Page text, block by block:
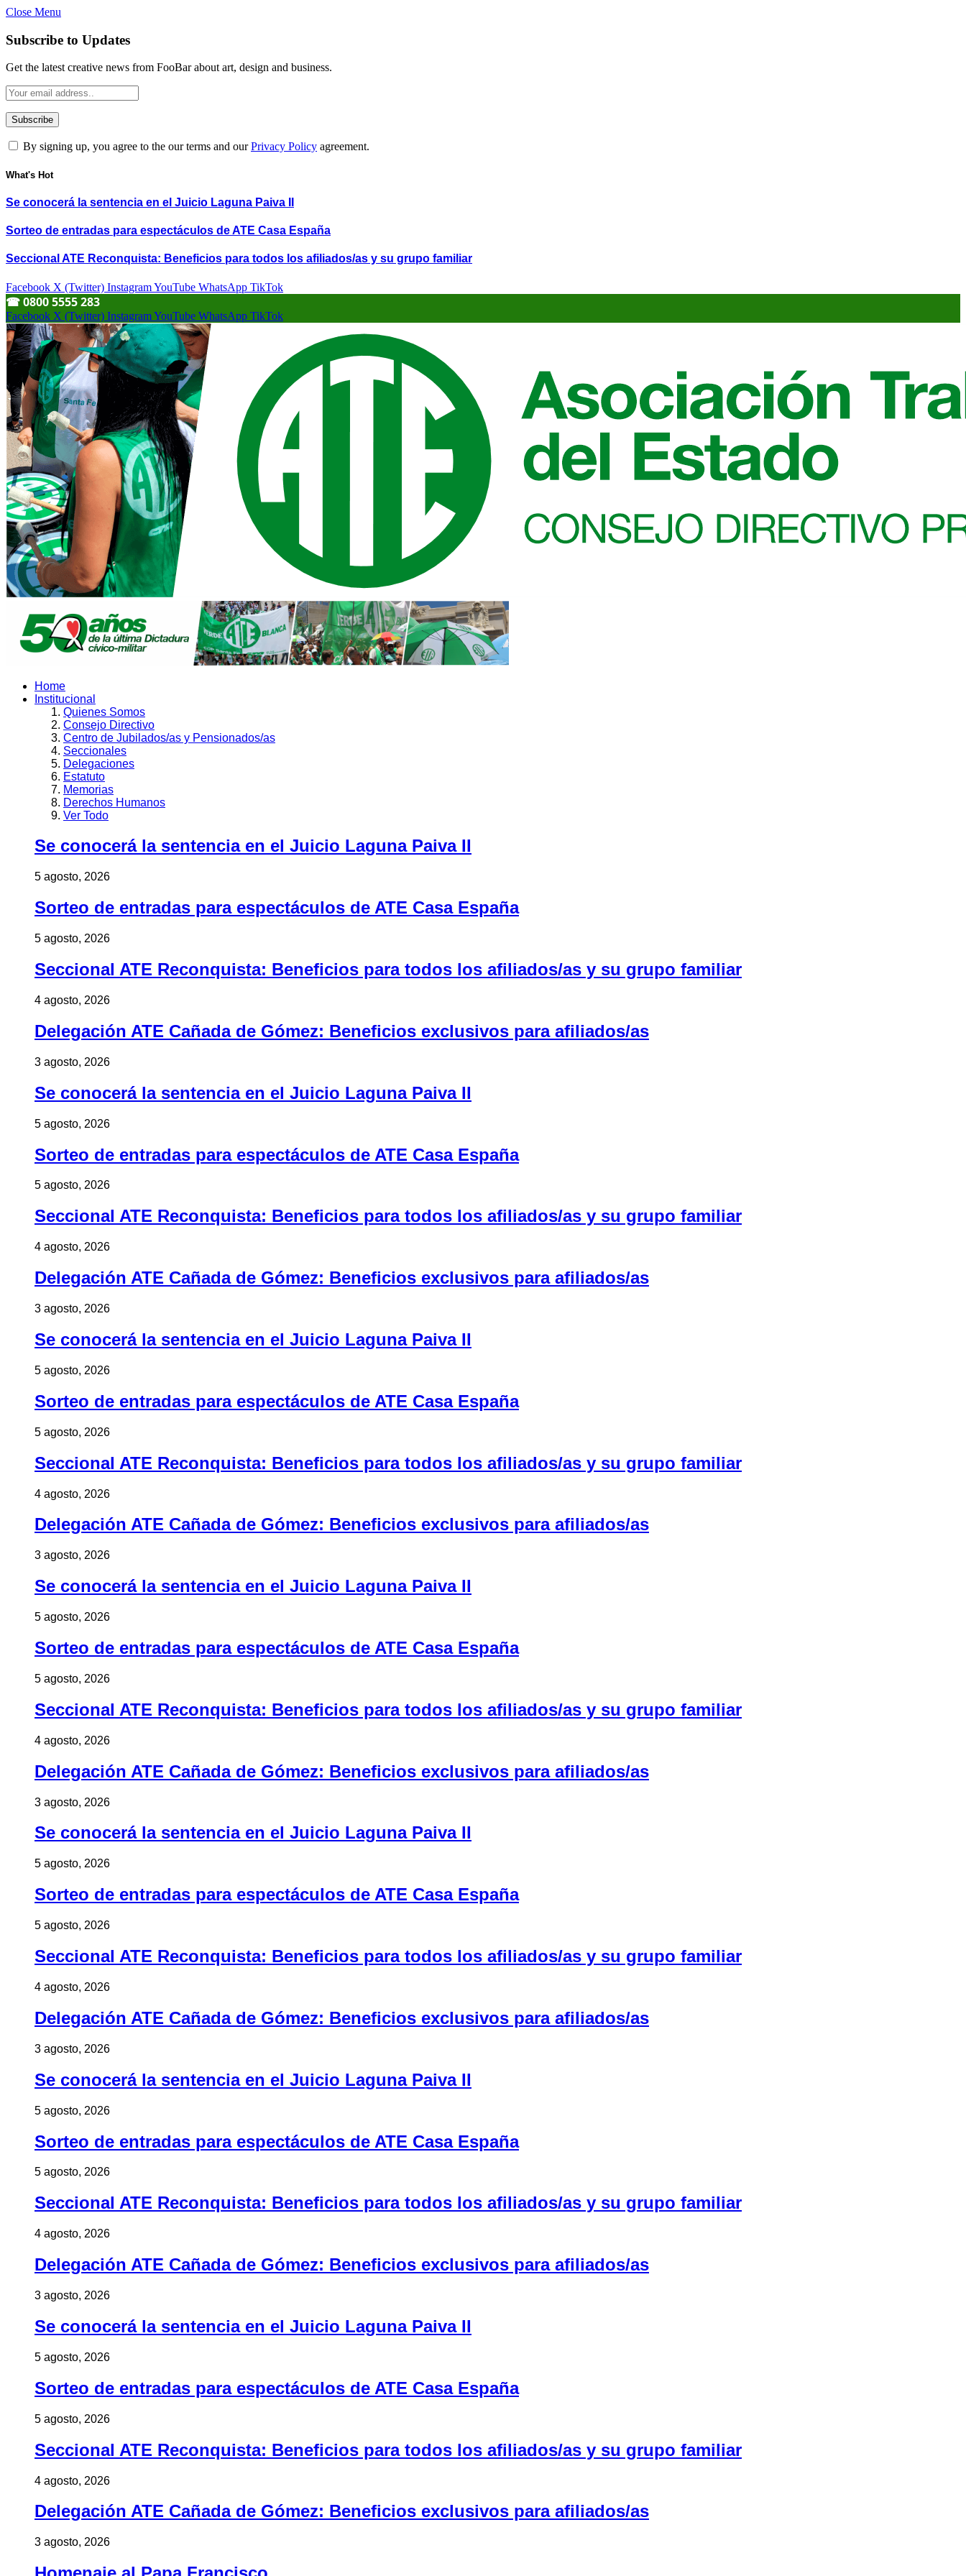
Close Menu
Subscribe to Updates
Get the latest creative news from FooBar about art, design and business.
By signing up, you agree to the our terms and ourPrivacy Policy agreement.
What's Hot
Se conocerá la sentencia en el Juicio Laguna Paiva II
Sorteo de entradas para espectáculos de ATE Casa España
Seccional ATE Reconquista: Beneficios para todos los afiliados/as y su grupo familiar
Facebook X (Twitter) InstagramYouTube WhatsApp TikTok
☎︎ 0800 5555 283
Facebook X (Twitter) InstagramYouTube WhatsApp TikTok
Home
Institucional
Quienes Somos
Consejo Directivo
Centro de Jubilados/as y Pensionados/as
Seccionales
Delegaciones
Estatuto
Memorias
Derechos Humanos
Ver Todo
Se conocerá la sentencia en el Juicio Laguna Paiva II
5 agosto, 2026
Sorteo de entradas para espectáculos de ATE Casa España
5 agosto, 2026
Seccional ATE Reconquista: Beneficios para todos los afiliados/as y su grupo familiar
4 agosto, 2026
Delegación ATE Cañada de Gómez: Beneficios exclusivos para afiliados/as
3 agosto, 2026
Se conocerá la sentencia en el Juicio Laguna Paiva II
5 agosto, 2026
Sorteo de entradas para espectáculos de ATE Casa España
5 agosto, 2026
Seccional ATE Reconquista: Beneficios para todos los afiliados/as y su grupo familiar
4 agosto, 2026
Delegación ATE Cañada de Gómez: Beneficios exclusivos para afiliados/as
3 agosto, 2026
Se conocerá la sentencia en el Juicio Laguna Paiva II
5 agosto, 2026
Sorteo de entradas para espectáculos de ATE Casa España
5 agosto, 2026
Seccional ATE Reconquista: Beneficios para todos los afiliados/as y su grupo familiar
4 agosto, 2026
Delegación ATE Cañada de Gómez: Beneficios exclusivos para afiliados/as
3 agosto, 2026
Se conocerá la sentencia en el Juicio Laguna Paiva II
5 agosto, 2026
Sorteo de entradas para espectáculos de ATE Casa España
5 agosto, 2026
Seccional ATE Reconquista: Beneficios para todos los afiliados/as y su grupo familiar
4 agosto, 2026
Delegación ATE Cañada de Gómez: Beneficios exclusivos para afiliados/as
3 agosto, 2026
Se conocerá la sentencia en el Juicio Laguna Paiva II
5 agosto, 2026
Sorteo de entradas para espectáculos de ATE Casa España
5 agosto, 2026
Seccional ATE Reconquista: Beneficios para todos los afiliados/as y su grupo familiar
4 agosto, 2026
Delegación ATE Cañada de Gómez: Beneficios exclusivos para afiliados/as
3 agosto, 2026
Se conocerá la sentencia en el Juicio Laguna Paiva II
5 agosto, 2026
Sorteo de entradas para espectáculos de ATE Casa España
5 agosto, 2026
Seccional ATE Reconquista: Beneficios para todos los afiliados/as y su grupo familiar
4 agosto, 2026
Delegación ATE Cañada de Gómez: Beneficios exclusivos para afiliados/as
3 agosto, 2026
Se conocerá la sentencia en el Juicio Laguna Paiva II
5 agosto, 2026
Sorteo de entradas para espectáculos de ATE Casa España
5 agosto, 2026
Seccional ATE Reconquista: Beneficios para todos los afiliados/as y su grupo familiar
4 agosto, 2026
Delegación ATE Cañada de Gómez: Beneficios exclusivos para afiliados/as
3 agosto, 2026